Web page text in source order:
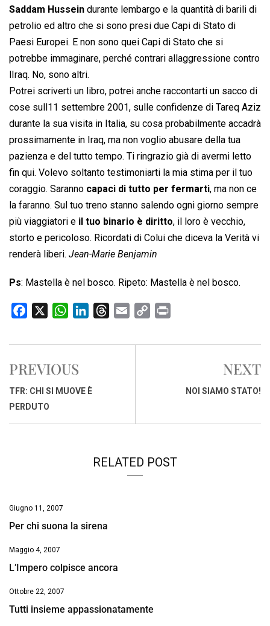
Saddam Hussein durante lembargo e la quantità di barili di
petrolio ed altro che si sono presi due Capi di Stato di
Paesi Europei. E non sono quei Capi di Stato che si
potrebbe immaginare, perché contrari allaggressione contro
lIraq. No, sono altri.
Potrei scriverti un libro, potrei anche raccontarti un sacco di
cose sull11 settembre 2001, sulle confidenze di Tareq Aziz
durante la sua visita in Italia, su cosa probabilmente accadrà
prossimamente in Iraq, ma non voglio abusare della tua
pazienza e del tutto tempo. Ti ringrazio già di avermi letto
fin qui. Volevo soltanto testimoniarti la mia stima per il tuo
coraggio. Saranno capaci di tutto per fermarti, ma non ce
la faranno. Sul tuo treno stanno salendo ogni giorno sempre
più viaggiatori e il tuo binario è diritto, il loro è vecchio,
storto e pericoloso. Ricordati di Colui che diceva la Verità vi
renderà liberi. Jean-Marie Benjamin
Ps: Mastella è nel bosco. Ripeto: Mastella è nel bosco.
c
b
o
o
W
a
s
A
n
d
r
a
p
i
PREVIOUS
TFR: CHI SI MUOVE È
PERDUTO
NEXT
NOI SIAMO STATO!
RELATED POST
Giugno 11, 2007
Per chi suona la sirena
Maggio 4, 2007
L’Impero colpisce ancora
Ottobre 22, 2007
Tutti insieme appassionatamente